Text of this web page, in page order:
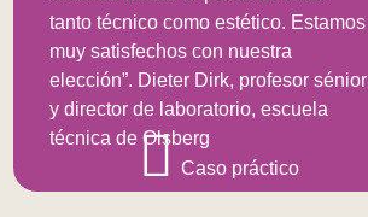
tanto técnico como estético. Estamos
muy satisfechos con nuestra
elección”. Dieter Dirk, profesor sénior
y director de laboratorio, escuela
técnica de Olsberg
Caso práctico